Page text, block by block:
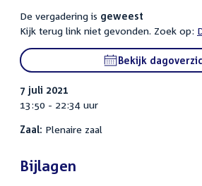
De vergadering is geweest
Kijk terug link niet gevonden. Zoek op:
Bekijk
7 juli 2021
13:50 - 22:34 uur
Zaal: Plenaire zaal
Bijlagen